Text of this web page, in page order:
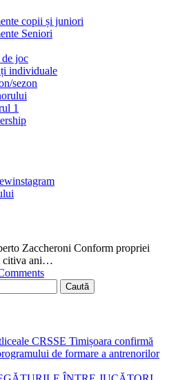
copii și juniori
Seniori
de joc
individuale
sezon
1
instagram
Zaccheroni Conform propriei
citiva ani…
CRSSE Timișoara confirmă
de formare a antrenorilor